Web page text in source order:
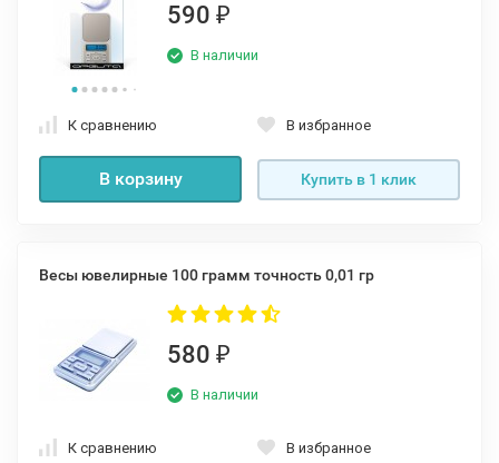
590 ₽
В наличии
К сравнению В избранное
В корзину Купить в 1 клик
Весы ювелирные 100 грамм точность 0,01 гр
580 ₽
В наличии
К сравнению В избранное